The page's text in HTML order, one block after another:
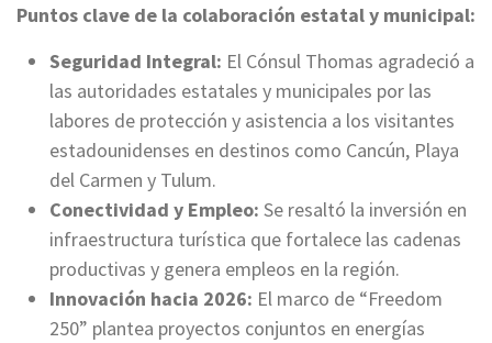
Puntos clave de la colaboración estatal y municipal:
Seguridad Integral: El Cónsul Thomas agradeció a
las autoridades estatales y municipales por las
labores de protección y asistencia a los visitantes
estadounidenses en destinos como Cancún, Playa
del Carmen y Tulum.
Conectividad y Empleo: Se resaltó la inversión en
infraestructura turística que fortalece las cadenas
productivas y genera empleos en la región.
Innovación hacia 2026: El marco de “Freedom
250” plantea proyectos conjuntos en energías